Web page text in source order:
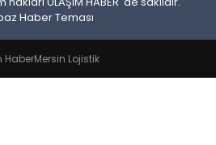
Haber Teması
HaberMersin Lojistik